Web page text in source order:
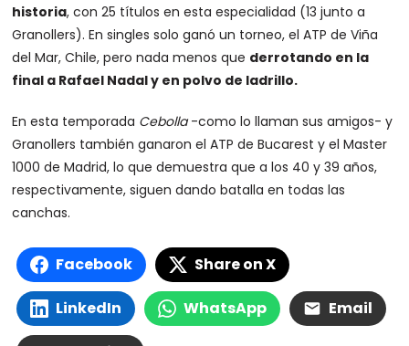
historia, con 25 títulos en esta especialidad (13 junto a
Granollers). En singles solo ganó un torneo, el ATP de Viña
del Mar, Chile, pero nada menos que derrotando en la
final a Rafael Nadal y en polvo de ladrillo.
En esta temporada Cebolla-como lo llaman sus amigos- y
Granollers también ganaron el ATP de Bucarest y el Master
1000 de Madrid, lo que demuestra que a los 40 y 39 años,
respectivamente, siguen dando batalla en todas las
canchas.
Facebook Share on X
LinkedIn WhatsApp Email